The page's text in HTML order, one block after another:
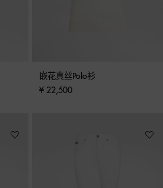
嵌花真丝Polo衫
¥ 22,500